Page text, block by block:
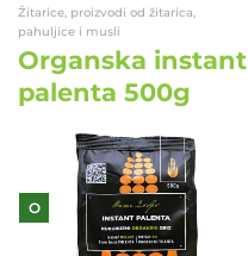
Žitarice, proizvodi od žitarica,
pahuljice i musli
Organska instant
palenta 500g
O